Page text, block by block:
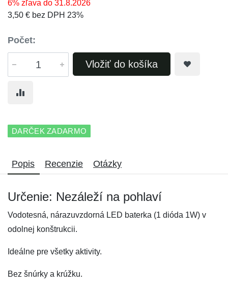
6% zľava do 31.8.2026
3,50 € bez DPH 23%
Počet:
Vložiť do košíka
DARČEK ZADARMO
Popis Recenzie Otázky
Určenie: Nezáleží na pohlaví
Vodotesná, nárazuvzdorná LED baterka (1 dióda 1W) v
odolnej konštrukcii.
Ideálne pre všetky aktivity.
Bez šnúrky a krúžku.